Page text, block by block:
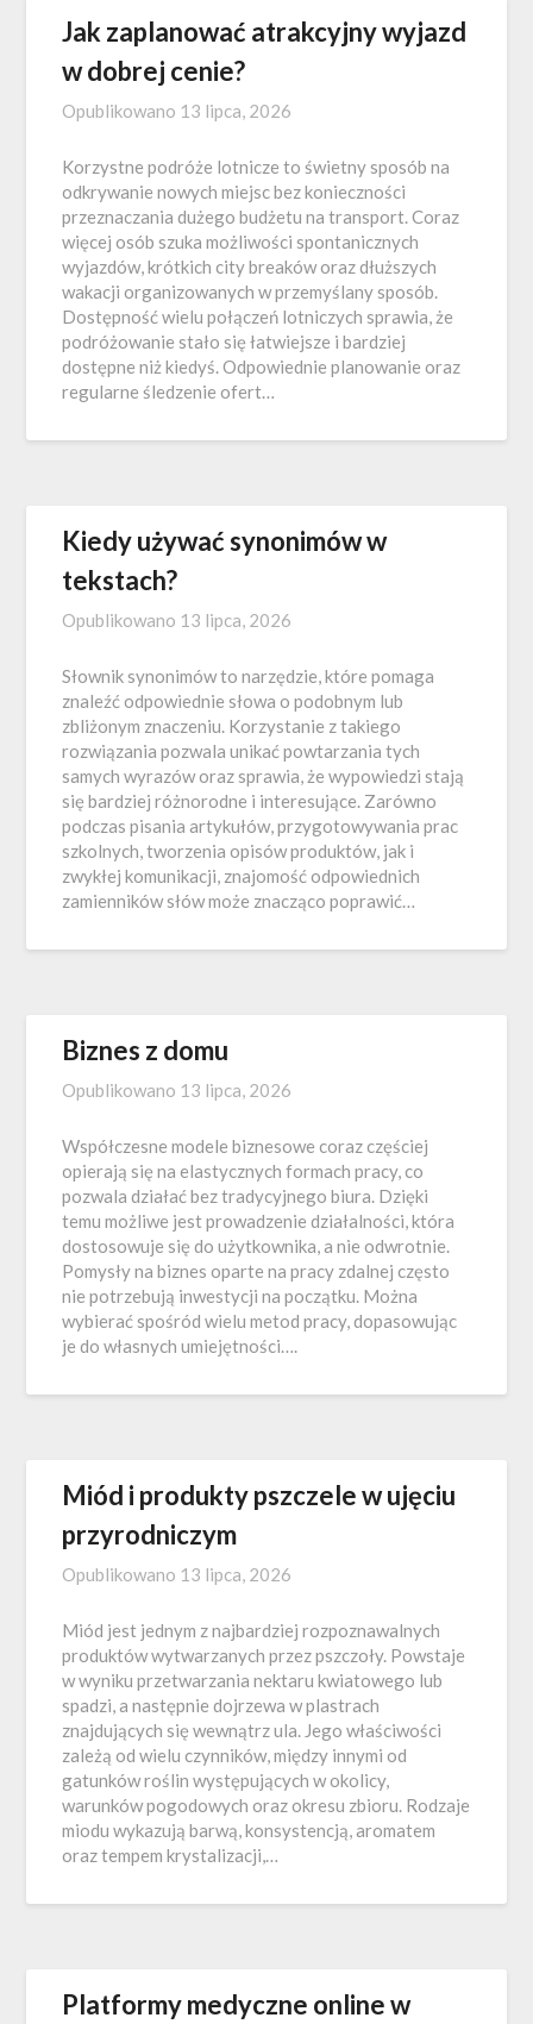
Jak zaplanować atrakcyjny wyjazd
w dobrej cenie?
Opublikowano 13 lipca, 2026
Korzystne podróże lotnicze to świetny sposób na
odkrywanie nowych miejsc bez konieczności
przeznaczania dużego budżetu na transport. Coraz
więcej osób szuka możliwości spontanicznych
wyjazdów, krótkich city breaków oraz dłuższych
wakacji organizowanych w przemyślany sposób.
Dostępność wielu połączeń lotniczych sprawia, że
podróżowanie stało się łatwiejsze i bardziej
dostępne niż kiedyś. Odpowiednie planowanie oraz
regularne śledzenie ofert…
Kiedy używać synonimów w
tekstach?
Opublikowano 13 lipca, 2026
Słownik synonimów to narzędzie, które pomaga
znaleźć odpowiednie słowa o podobnym lub
zbliżonym znaczeniu. Korzystanie z takiego
rozwiązania pozwala unikać powtarzania tych
samych wyrazów oraz sprawia, że wypowiedzi stają
się bardziej różnorodne i interesujące. Zarówno
podczas pisania artykułów, przygotowywania prac
szkolnych, tworzenia opisów produktów, jak i
zwykłej komunikacji, znajomość odpowiednich
zamienników słów może znacząco poprawić…
Biznes z domu
Opublikowano 13 lipca, 2026
Współczesne modele biznesowe coraz częściej
opierają się na elastycznych formach pracy, co
pozwala działać bez tradycyjnego biura. Dzięki
temu możliwe jest prowadzenie działalności, która
dostosowuje się do użytkownika, a nie odwrotnie.
Pomysły na biznes oparte na pracy zdalnej często
nie potrzebują inwestycji na początku. Można
wybierać spośród wielu metod pracy, dopasowując
je do własnych umiejętności….
Miód i produkty pszczele w ujęciu
przyrodniczym
Opublikowano 13 lipca, 2026
Miód jest jednym z najbardziej rozpoznawalnych
produktów wytwarzanych przez pszczoły. Powstaje
w wyniku przetwarzania nektaru kwiatowego lub
spadzi, a następnie dojrzewa w plastrach
znajdujących się wewnątrz ula. Jego właściwości
zależą od wielu czynników, między innymi od
gatunków roślin występujących w okolicy,
warunków pogodowych oraz okresu zbioru. Rodzaje
miodu wykazują barwą, konsystencją, aromatem
oraz tempem krystalizacji,…
Platformy medyczne online w